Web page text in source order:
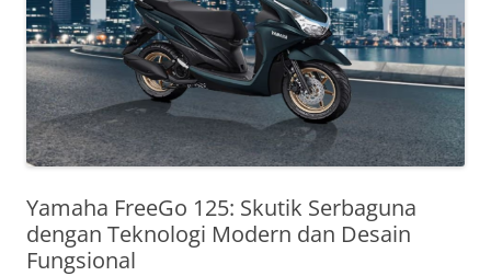
Yamaha FreeGo 125: Skutik Serbaguna
dengan Teknologi Modern dan Desain
Fungsional